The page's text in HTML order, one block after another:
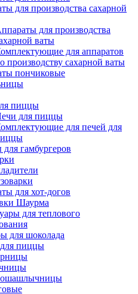
для производства сахарной
для производства
ваты
для аппаратов
производству сахарной ваты
пончиковые
пиццы
для пиццы
для печей для
гамбургеров
для хот-догов
Шаурма
для теплового
для шоколада
пиццы